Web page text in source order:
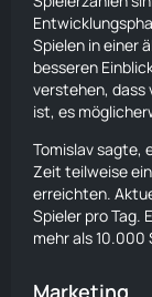
Spielen in einer
besseren
verstehen, dass
ist, es
Tomislav sagte,
Zeit teilweise
erreichten.
Spieler pro Tag.
mehr als 10.000